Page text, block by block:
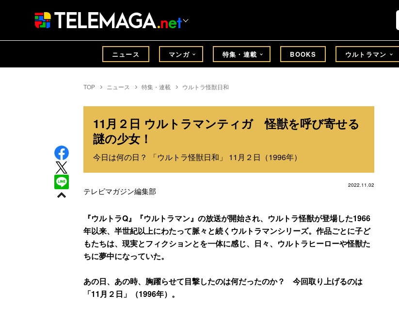
ニュース マンガ 特集・連載 BOOKS ウルトラマン
TOP ニュース 特集・連載 ウルトラ怪獣日和
11月２日 ウルトラマンティガ 怪獣を呼び寄せる
謎の少女！
今日は何の日？ 「ウルトラ怪獣日和」 11月２日（1996年）
2022.11.02
テレビマガジン編集部
『ウルトラQ』『ウルトラマン』の放送が開始され、ウルトラ怪獣が登場した1966
年以来、半世紀以上にわたって脈々と続くウルトラマンシリーズ。作品ごとに子ど
もたちは、現実とフィクションとを一体に感じ、日々、ウルトラヒーローや怪獣た
ちに夢中になっていた。
あの日、あの時、胸躍らせて目撃したのは何だったのか？ 今回取り上げるのは
「11月２日」（1996年）。